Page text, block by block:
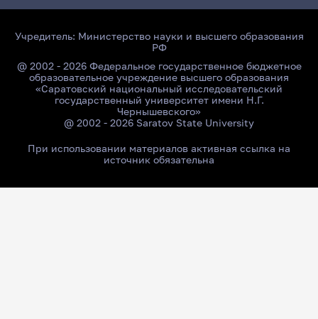
Учредитель: Министерство науки и высшего образования
РФ
@ 2002 - 2026 Федеральное государственное бюджетное
образовательное учреждение высшего образования
«Саратовский национальный исследовательский
государственный университет имени Н.Г.
Чернышевского»
@ 2002 - 2026 Saratov State University
При использовании материалов активная ссылка на
источник обязательна